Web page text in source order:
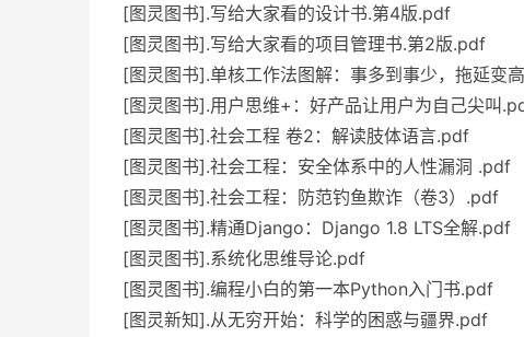
[图灵图书].写给大家看的设计书.第4版.pdf
[图灵图书].写给大家看的项目管理书.第2版.pdf
[图灵图书].单核工作法图解：事多到事少，拖延变
[图灵图书].用户思维+：好产品让用户为自己尖叫
[图灵图书].社会工程 卷2：解读肢体语言.pdf
[图灵图书].社会工程：安全体系中的人性漏洞 .pdf
[图灵图书].社会工程：防范钓鱼欺诈（卷3）.pdf
[图灵图书].精通Django：Django 1.8 LTS全解.pdf
[图灵图书].系统化思维导论.pdf
[图灵图书].编程小白的第一本Python入门书.pdf
[图灵新知].从无穷开始：科学的困惑与疆界.pdf